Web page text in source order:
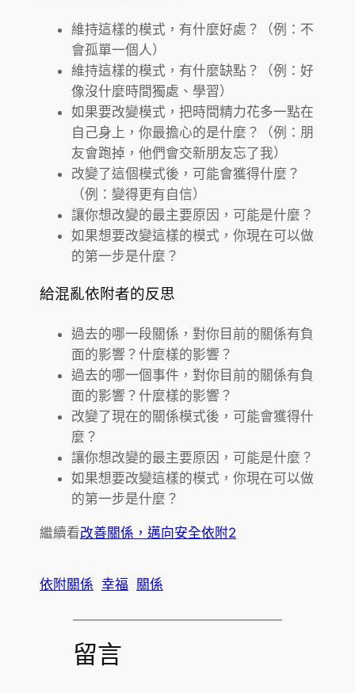
維持這樣的模式，有什麼好處？（例：不
會孤單一個人）
維持這樣的模式，有什麼缺點？（例：好
像沒什麼時間獨處、學習）
如果要改變模式，把時間精力花多一點在
自己身上，你最擔心的是什麼？（例：朋
友會跑掉，他們會交新朋友忘了我）
改變了這個模式後，可能會獲得什麼？
（例：變得更有自信）
讓你想改變的最主要原因，可能是什麼？
如果想要改變這樣的模式，你現在可以做
的第一步是什麼？
給混亂依附者的反思
過去的哪一段關係，對你目前的關係有負
面的影響？什麼樣的影響？
過去的哪一個事件，對你目前的關係有負
面的影響？什麼樣的影響？
改變了現在的關係模式後，可能會獲得什
麼？
讓你想改變的最主要原因，可能是什麼？
如果想要改變這樣的模式，你現在可以做
的第一步是什麼？
繼續看改善關係，邁向安全依附2
依附關係 幸福 關係
留言